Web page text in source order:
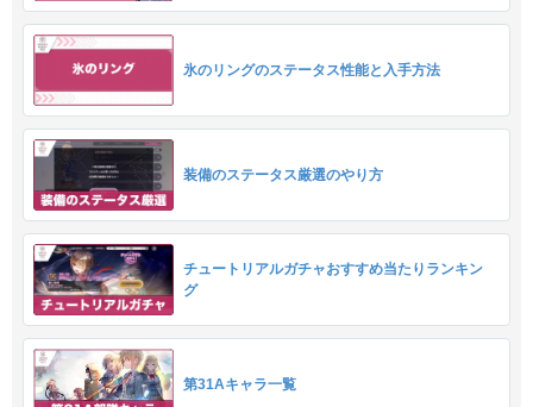
氷のリングのステータス性能と入手方法
装備のステータス厳選のやり方
チュートリアルガチャおすすめ当たりランキン
グ
第31Aキャラ一覧